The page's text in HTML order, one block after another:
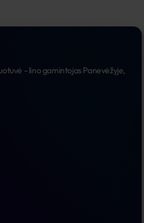
- lino gamintojas Panevėžyje,